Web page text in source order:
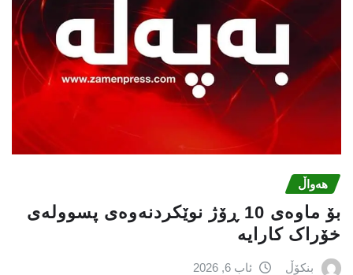
هەواڵ
بۆ ماوەی 10 ڕۆژ نوێکردنەوەی پسوولەی
خۆراک کارایە
بنکۆڵ ئاب 6, 2026